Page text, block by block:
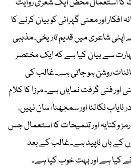
کا استعمال محض ایک شعری روایت
اور معنی گہرائی کو بیان کرنے کا
شاعری میں قدیم تاریخی، مذہبی
سے بیان کیا ہے کہ ایک مختصر
روشن ہو جاتی ہے۔ غالب کی
اور فنی گرفت نمایاں ہے۔ مرزا کا کلام
نکالنا اور سمجھنا آسان نہیں،
رمز وکنایہ اور تلمیحات کا استعمال جس
کے ہاں ناپید ہے۔ غالب کے بعد
کیا ہے اور بہت خوب کیا ہے۔